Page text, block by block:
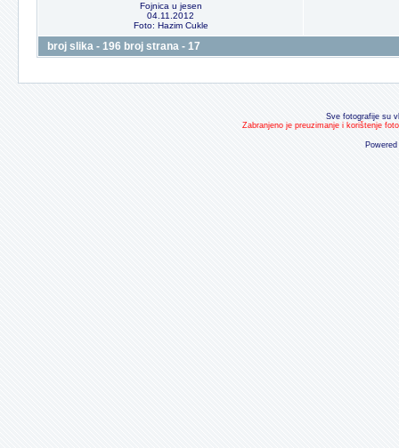
Fojnica u jesen
04.11.2012
Foto: Hazim Cukle
broj slika - 196 broj strana - 17
Sve fotografije su
Zabranjeno je preuzimanje i korištenje